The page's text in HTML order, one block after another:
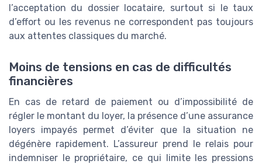
l’acceptation du dossier locataire, surtout si le taux
d’effort ou les revenus ne correspondent pas toujours
aux attentes classiques du marché.
Moins de tensions en cas de difficultés
financières
En cas de retard de paiement ou d’impossibilité de
régler le montant du loyer, la présence d’une assurance
loyers impayés permet d’éviter que la situation ne
dégénère rapidement. L’assureur prend le relais pour
indemniser le propriétaire, ce qui limite les pressions